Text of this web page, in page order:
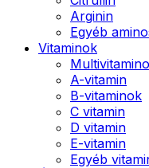
Arginin
Egyéb
Vitaminok
A-vitamin
B-vitaminok
C vitamin
D vitamin
E-vitamin
Egyéb